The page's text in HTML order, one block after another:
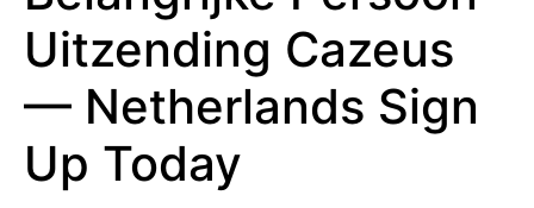
Uitzending Cazeus
— Netherlands Sign
Up Today